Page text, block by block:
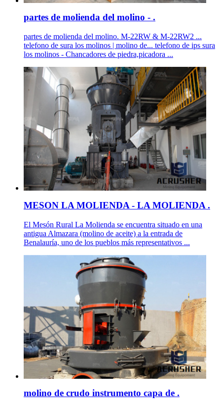
partes de molienda del molino - .
partes de molienda del molino. M-22RW & M-22RW2 ...
telefono de sura los molinos | molino de... telefono de ips sura
los molinos - Chancadores de piedra,picadora ...
MESON LA MOLIENDA - LA MOLIENDA .
El Mesón Rural La Molienda se encuentra situado en una
antigua Almazara (molino de aceite) a la entrada de
Benalauría, uno de los pueblos más representativos ...
molino de crudo instrumento capa de .